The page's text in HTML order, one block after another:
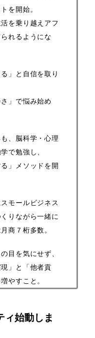
を開始。
を乗り越えアフ
れるようにな
」と自信を取り
」で悩み始め
、脳科学・心理
で勉強し、
」メソッドを開
モールビジネス
りながら一緒に
商７桁多数。
目を気にせず、
現」と「他者貢
やすこと。
ィ始動しま